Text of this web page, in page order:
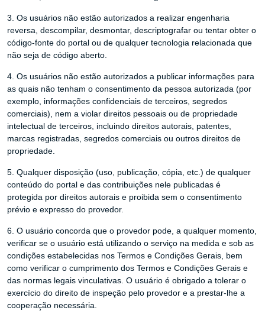
3. Os usuários não estão autorizados a realizar engenharia
reversa, descompilar, desmontar, descriptografar ou tentar obter o
código-fonte do portal ou de qualquer tecnologia relacionada que
não seja de código aberto.
4. Os usuários não estão autorizados a publicar informações para
as quais não tenham o consentimento da pessoa autorizada (por
exemplo, informações confidenciais de terceiros, segredos
comerciais), nem a violar direitos pessoais ou de propriedade
intelectual de terceiros, incluindo direitos autorais, patentes,
marcas registradas, segredos comerciais ou outros direitos de
propriedade.
5. Qualquer disposição (uso, publicação, cópia, etc.) de qualquer
conteúdo do portal e das contribuições nele publicadas é
protegida por direitos autorais e proibida sem o consentimento
prévio e expresso do provedor.
6. O usuário concorda que o provedor pode, a qualquer momento,
verificar se o usuário está utilizando o serviço na medida e sob as
condições estabelecidas nos Termos e Condições Gerais, bem
como verificar o cumprimento dos Termos e Condições Gerais e
das normas legais vinculativas. O usuário é obrigado a tolerar o
exercício do direito de inspeção pelo provedor e a prestar-lhe a
cooperação necessária.